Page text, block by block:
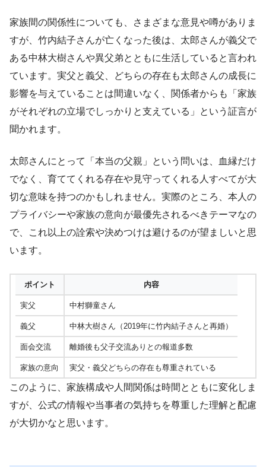
家族間の関係性についても、さまざまな意見や噂がありま
すが、竹内結子さんが亡くなった後は、太郎さんが義父で
ある中林大樹さんや異父弟とともに生活していると言われ
ています。実父と義父、どちらの存在も太郎さんの成長に
影響を与えていることは間違いなく、関係者からも「家族
がそれぞれの立場でしっかりと支えている」という証言が
聞かれます。
太郎さんにとって「本当の父親」という問いは、血縁だけ
でなく、育ててくれる存在や見守ってくれる人すべてが大
切な意味を持つのかもしれません。実際のところ、本人の
プライバシーや家族の意向が最優先されるべきテーマなの
で、これ以上の詮索や決めつけは避けるのが望ましいと思
います。
ポイント 内容
実父 中村獅童さん
義父 中林大樹さん（2019年に竹内結子さんと再婚）
面会交流 離婚後も父子交流ありとの報道多数
家族の意向 実父・義父どちらの存在も尊重されている
このように、家族構成や人間関係は時間とともに変化しま
すが、公式の情報や当事者の気持ちを尊重した理解と配慮
が大切かなと思います。